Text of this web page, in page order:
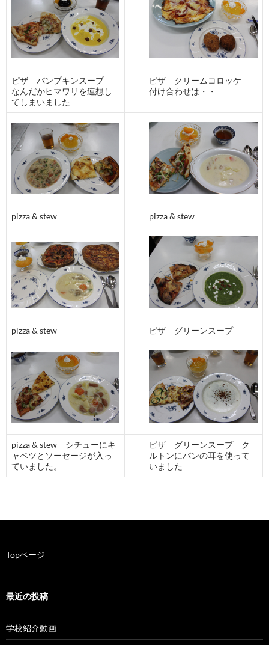
ピザ パンプキンスープ
なんだかヒマワリを連想し
てしまいました
ピザ クリームコロッケ
付け合わせは・・
pizza & stew pizza & stew
pizza & stew ピザ グリーンスープ
pizza & stew シチューにキ
ャベツとソーセージが入っ
ていました。
ピザ グリーンスープ ク
ルトンにパンの耳を使って
いました
Topページ
最近の投稿
学校紹介動画